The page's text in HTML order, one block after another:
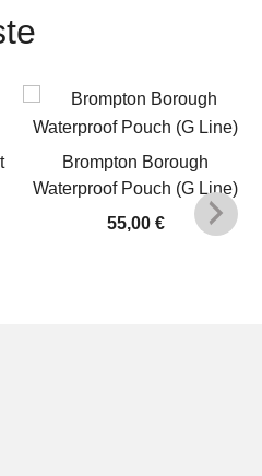
Brompton Borough
Waterproof Pouch (G Line)
55,00 €